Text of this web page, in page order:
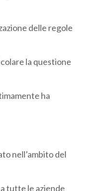
delle regole
la questione
ha
nell’ambito del
tutte le aziende